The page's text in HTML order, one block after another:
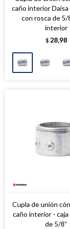
caño interior Daisa
con rosca de 5/
interior
$ 28,98
Cupla de unión
caño interior - caja
de 5/8”